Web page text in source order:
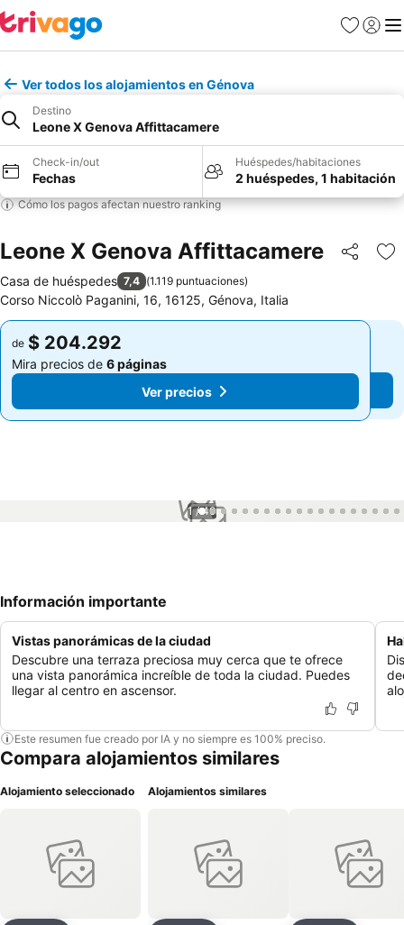
Favoritos
Iniciar
Ver todos los alojamientos en Génova
Destino
Leone X Genova Affittacamere
Check-in/out
Fechas
Huéspedes/habitaciones
2 huéspedes, 1 habitación
Cómo los pagos afectan nuestro ranking
Leone X Genova Affittacamere Compartir
Casa de huéspedes 7,4 (1.119 puntuaciones)
Corso Niccolò Paganini, 16, 16125, Génova, Italia
de $ 204.292
Mira precios de 6 páginas
Ver precios
de $ 204.292
Mira precios de 6 páginas
Ver precios
1 / 40
Información importante
Vistas panorámicas de la ciudad
Descubre una terraza preciosa muy cerca que te ofrece
una vista panorámica increíble de toda la ciudad. Puedes
llegar al centro en ascensor.
Este resumen fue creado por IA y no siempre es 100% preciso.
Compara alojamientos similares
Alojamiento seleccionado Alojamientos similares